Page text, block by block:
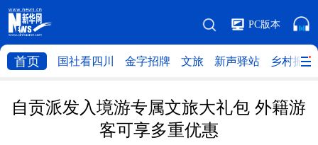
PC版本
首页 国社看四川 金字招牌 文旅 新声驿站 乡村振兴
自贡派发入境游专属文旅大礼包 外籍游
客可享多重优惠